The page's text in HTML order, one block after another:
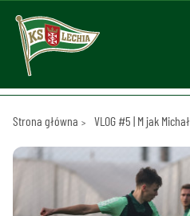
Strona główna VLOG #5 | M jak Michał